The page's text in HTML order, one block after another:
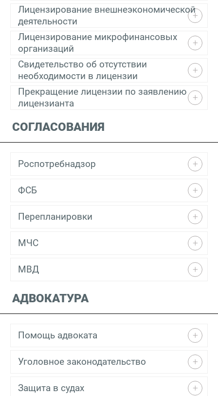
Лицензирование внешнеэкономической
деятельности
Лицензирование микрофинансовых
организаций
Свидетельство об отсутствии
необходимости в лицензии
Прекращение лицензии по заявлению
лицензианта
СОГЛАСОВАНИЯ
Роспотребнадзор
ФСБ
Перепланировки
МЧС
МВД
АДВОКАТУРА
Помощь адвоката
Уголовное законодательство
Защита в судах